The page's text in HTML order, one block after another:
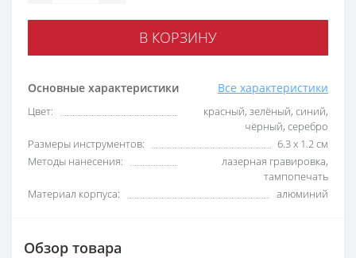
Основные характеристики Все характеристики
Цвет:
красный, зелёный, синий,
чёрный, серебро
Размеры инструментов:
6.3 x 1.2 см
Методы нанесения:
лазерная гравировка,
тампопечать
Материал корпуса:
алюминий
В КОРЗИНУ
Обзор товара